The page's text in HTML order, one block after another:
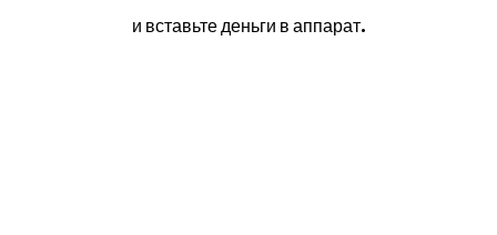
и вставьте деньги в аппарат.